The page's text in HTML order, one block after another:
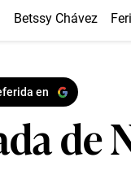
Betssy Chávez
en
de